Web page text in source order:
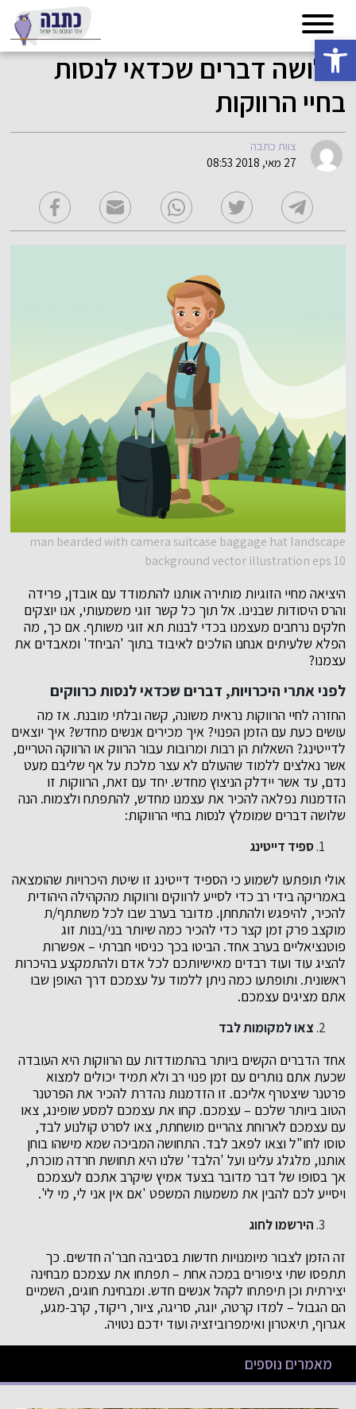
פתח סרגל נגישות
שלושה דברים שכדאי לנסות
בחיי הרווקות
צוות כתבה
27 מאי, 2018 08:53
man bearded with camera suitcase baggage hat landscape
background vector illustration eps 10
היציאה מחיי הזוגיות מותירה אותנו להתמודד עם אובדן, פרידה
והרס היסודות שבנינו. אל תוך כל קשר זוגי משמעותי, אנו יוצקים
חלקים נרחבים מעצמנו בכדי לבנות תא זוגי משותף. אם כך, מה
הפלא שלעיתים אנחנו הולכים לאיבוד בתוך 'הביחד' ומאבדים את
עצמנו?
לפני אתרי היכרויות, דברים שכדאי לנסות כרווקים
החזרה לחיי הרווקות נראית משונה, קשה ובלתי מובנת. אז מה
עושים כעת עם הזמן הפנוי? איך מכירים אנשים מחדש? איך יוצאים
לדייטינג? השאלות הן רבות ומרובות עבור הרווק או הרווקה הטריים,
אשר נאלצים ללמוד שהעולם לא עצר מלכת על אף שליבם מעט
נדם, עד אשר יידלק הניצוץ מחדש. יחד עם זאת, הרווקות זו
הזדמנות נפלאה להכיר את עצמנו מחדש, להתפתח ולצמוח. הנה
שלושה דברים שמומלץ לנסות בחיי הרווקות:
ספיד דייטינג
אולי תופתעו לשמוע כי הספיד דייטינג זו שיטת היכרויות שהומצאה
באמריקה בידי רב כדי לסייע לרווקים ורווקות מהקהילה היהודית
להכיר, להיפגש ולהתחתן. מדובר בערב שבו לכל משתתף/ת
מוקצב פרק זמן קצר כדי להכיר כמה שיותר בני/בנות זוג
פוטנציאליים בערב אחד. הביטו בכך כניסוי חברתי – אפשרות
להציג עוד ועוד רבדים מאישיותכם לכל אדם ולהתמקצע בהיכרות
ראשונית. ותופתעו כמה ניתן ללמוד על עצמכם דרך האופן שבו
אתם מציגים עצמכם.
צאו למקומות לבד
אחד הדברים הקשים ביותר בהתמודדות עם הרווקות היא העובדה
שכעת אתם נותרים עם זמן פנוי רב ולא תמיד יכולים למצוא
פרטנר שיצטרף אליכם. זו הזדמנות נהדרת להכיר את הפרטנר
הטוב ביותר שלכם – עצמכם. קחו את עצמכם למסע שופינג, צאו
עם עצמכם לארוחת צהריים מושחתת, צאו לסרט קולנוע לבד,
טוסו לחו"ל וצאו לפאב לבד. התחושה המביכה שמא מישהו בוחן
אותנו, מלגלג עלינו ועל 'הלבד' שלנו היא תחושת חרדה מוכרת,
אך בסופו של דבר מדובר בצעד אמיץ שיקרב אתכם לעצמכם
ויסייע לכם להבין את משמעות המשפט 'אם אין אני לי, מי לי'.
הירשמו לחוג
זה הזמן לצבור מיומנויות חדשות בסביבה חבר'ה חדשים. כך
תתפסו שתי ציפורים במכה אחת – תפתחו את עצמכם מבחינה
יצירתית וכן תיפתחו לקהל אנשים חדש. ומבחינת חוגים, השמיים
הם הגבול – למדו קרטה, יוגה, סריגה, ציור, ריקוד, קרב-מגע,
אגרוף, תיאטרון ואימפרוביזציה ועוד ידכם נטויה.
מאמרים נוספים